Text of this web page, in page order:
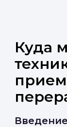
Куда
Введение